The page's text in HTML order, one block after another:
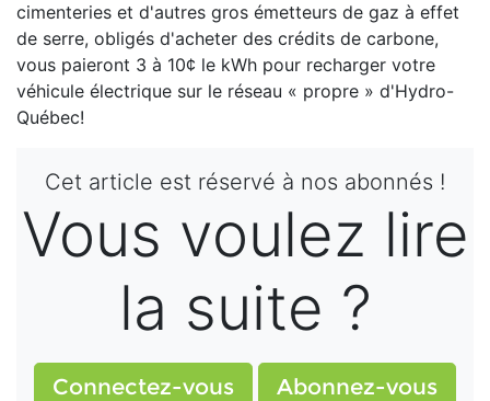
cimenteries et d'autres gros émetteurs de gaz à effet
de serre, obligés d'acheter des crédits de carbone,
vous paieront 3 à 10¢ le kWh pour recharger votre
véhicule électrique sur le réseau « propre » d'Hydro-
Québec!
Cet article est réservé à nos abonnés !
Vous voulez lire
la suite ?
Connectez-vous Abonnez-vous